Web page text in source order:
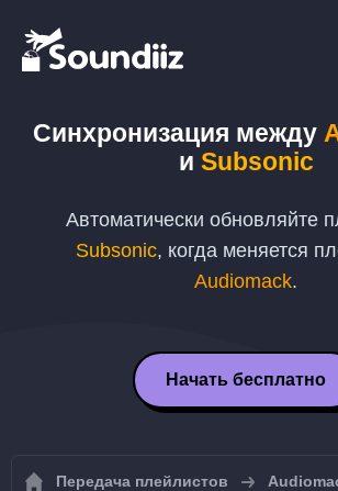
Синхронизация между
и Subsonic
Автоматически обновляйте
Subsonic, когда меняется
Audiomack.
Начать бесплатно
Передача плейлистов